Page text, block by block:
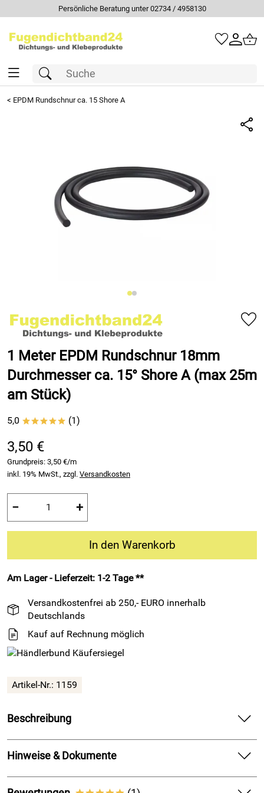
Persönliche Beratung unter 02734 / 4958130
< EPDM Rundschnur ca. 15 Shore A
1 Meter EPDM Rundschnur 18mm
Durchmesser ca. 15° Shore A (max 25m
am Stück)
5,0 ***** (1)
3,50 €
Grundpreis: 3,50 €/m
inkl. 19% MwSt., zzgl. Versandkosten
− +
In den Warenkorb
Am Lager - Lieferzeit: 1-2 Tage **
Versandkostenfrei ab 250,- EURO innerhalb
Deutschlands
Kauf auf Rechnung möglich
Artikel-Nr.: 1159
Beschreibung
1 Meter EPDM Rundschnur 18mm Durchmesser ca. 15°
Shore A (max. 25m am Stück)
Das EPDM hat eine offenzellige Stuktur im inneren und eine
glatte und geschlossene Außenhaut. Die Rundschnur hat
Hinweise & Dokumente
Dokumente zum Download: